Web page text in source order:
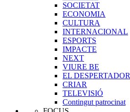
SOCIETAT
ECONOMIA
CULTURA
INTERNACIONAL
ESPORTS
IMPACTE
NEXT
VIURE BE
EL DESPERTADOR
CRIAR
TELEVISIÓ
Contingut patrocinat